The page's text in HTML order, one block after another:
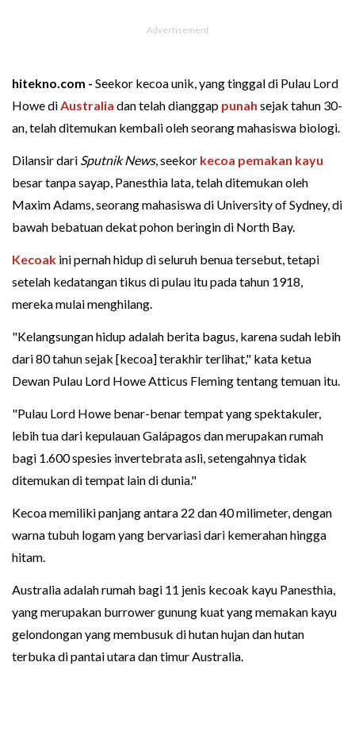
hitekno.com - Seekor kecoa unik, yang tinggal di Pulau Lord
Howe diAustralia dan telah dianggap punah sejak tahun 30-
an, telah ditemukan kembali oleh seorang mahasiswa biologi.
Dilansir dari Sputnik News, seekor kecoa pemakan kayu
besar tanpa sayap, Panesthia lata, telah ditemukan oleh
Maxim Adams, seorang mahasiswa di University of Sydney, di
bawah bebatuan dekat pohon beringin di North Bay.
Kecoak ini pernah hidup di seluruh benua tersebut, tetapi
setelah kedatangan tikus di pulau itu pada tahun 1918,
mereka mulai menghilang.
"Kelangsungan hidup adalah berita bagus, karena sudah lebih
dari 80 tahun sejak [kecoa] terakhir terlihat," kata ketua
Dewan Pulau Lord Howe Atticus Fleming tentang temuan itu.
"Pulau Lord Howe benar-benar tempat yang spektakuler,
lebih tua dari kepulauan Galápagos dan merupakan rumah
bagi 1.600 spesies invertebrata asli, setengahnya tidak
ditemukan di tempat lain di dunia."
Kecoa memiliki panjang antara 22 dan 40 milimeter, dengan
warna tubuh logam yang bervariasi dari kemerahan hingga
hitam.
Australia adalah rumah bagi 11 jenis kecoak kayu Panesthia,
yang merupakan burrower gunung kuat yang memakan kayu
gelondongan yang membusuk di hutan hujan dan hutan
terbuka di pantai utara dan timur Australia.